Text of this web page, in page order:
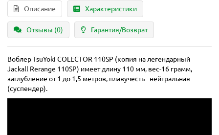
Описание Характеристики
Отзывы (0) Гарантия/Возврат
Воблер TsuYoki COLECTOR 110SP (копия на легендарный
Jackall Rerange 110SP) имеет длину 110 мм, вес-16 грамм,
заглубление от 1 до 1,5 метров, плавучесть - нейтральная
(суспендер).